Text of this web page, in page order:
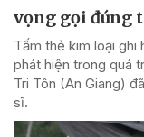
vọng gọi đúng
Tấm thẻ kim loại ghi
phát hiện trong quá
Tri Tôn (An Giang)
sĩ.